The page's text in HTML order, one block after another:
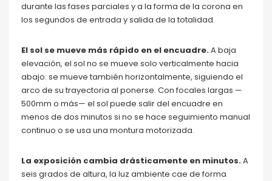
durante las fases parciales y a la forma de la corona en
los segundos de entrada y salida de la totalidad.
El sol se mueve más rápido en el encuadre.A baja
elevación, el sol no se mueve solo verticalmente hacia
abajo: se mueve también horizontalmente, siguiendo el
arco de su trayectoria al ponerse. Con focales largas —
500mm o más— el sol puede salir del encuadre en
menos de dos minutos si no se hace seguimiento manual
continuo o se usa una montura motorizada.
La exposición cambia drásticamente en minutos.A
seis grados de altura, la luz ambiente cae de forma